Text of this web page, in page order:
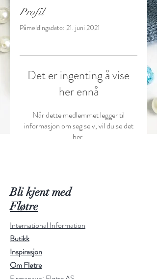
Profil
Påmeldingsdato: 21. juni 2021
Det er ingenting å vise
her ennå
Når dette medlemmet legger til
informasjon om seg selv, vil du se det
her.
Bli kjent med
Fløtre
International Information
Butikk
Inspirasjon
Om Fløtre